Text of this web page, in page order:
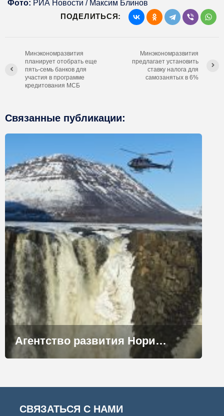
Фото: РИА Новости / Максим Блинов
ПОДЕЛИТЬСЯ:
Минэкономразвития
планирует отобрать еще
пять-семь банков для
участия в программе
кредитования МСБ
Минэкономразвития
предлагает установить
ставку налога для
самозанятых в 6%
Связанные публикации:
Агентство развития Норильска поможет получить статус резидента Арктической зоны
СВЯЗАТЬСЯ С НАМИ